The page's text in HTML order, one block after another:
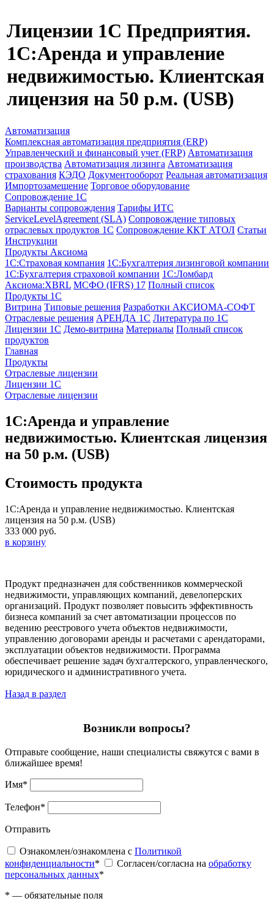
Лицензии 1С Предприятия.
1С:Аренда и управление
недвижимостью. Клиентская
лицензия на 50 р.м. (USB)
Автоматизация
Комплексная автоматизация предприятия (ERP)
Управленческий и финансовый учет (FRP) Автоматизация
производства Автоматизация лизинга Автоматизация
страхования КЭДО Документооборот Реальная автоматизация
Импортозамещение Торговое оборудование
Сопровождение 1С
Варианты сопровождения Тарифы ИТС
ServiceLevelAgreement (SLA) Сопровождение типовых
отраслевых продуктов 1С Сопровождение ККТ АТОЛ Статьи
Инструкции
Продукты Аксиома
1С:Страховая компания 1С:Бухгалтерия лизинговой компании
1С:Бухгалтерия страховой компании 1С:Ломбард
Аксиома:XBRL МСФО (IFRS) 17 Полный список
Продукты 1С
Витрина Типовые решения Разработки АКСИОМА-СОФТ
Отраслевые решения АРЕНДА 1С Литература по 1С
Лицензии 1C Демо-витрина Материалы Полный список
продуктов
Главная
Продукты
Отраслевые лицензии
Лицензии 1С
Отраслевые лицензии
1С:Аренда и управление
недвижимостью. Клиентская лицензия
на 50 р.м. (USB)
Стоимость продукта
1С:Аренда и управление недвижимостью. Клиентская
лицензия на 50 р.м. (USB)
333 000 руб.
в корзину
Продукт предназначен для собственников коммерческой
недвижимости, управляющих компаний, девелоперских
организаций. Продукт позволяет повысить эффективность
бизнеса компаний за счет автоматизации процессов по
ведению реестрового учета объектов недвижимости,
управлению договорами аренды и расчетами с арендаторами,
эксплуатации объектов недвижимости. Программа
обеспечивает решение задач бухгалтерского, управленческого,
юридического и административного учета.
Назад в раздел
Возникли вопросы?
Отправьте сообщение, наши специалисты свяжутся с вами в
ближайшее время!
Имя*
Телефон*
Отправить
Ознакомлен/ознакомлена с Политикой
конфиденциальности* Согласен/согласна на обработку
персональных данных*
* — обязательные поля